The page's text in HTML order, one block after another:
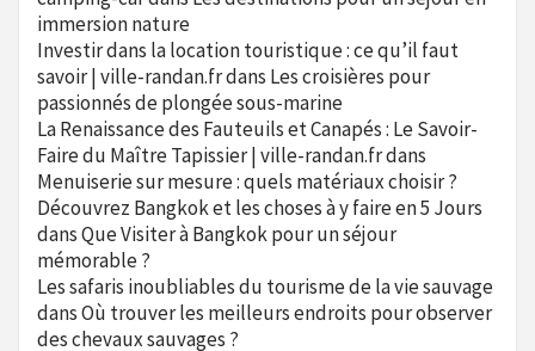
immersion nature
Investir dans la location touristique : ce qu’il faut
savoir | ville-randan.frdans Les croisières pour
passionnés de plongée sous-marine
La Renaissance des Fauteuils et Canapés : Le Savoir-
Faire du Maître Tapissier | ville-randan.frdans
Menuiserie sur mesure : quels matériaux choisir ?
Découvrez Bangkok et les choses à y faire en 5 Jours
dansQue Visiter à Bangkok pour un séjour
mémorable ?
Les safaris inoubliables du tourisme de la vie sauvage
dansOù trouver les meilleurs endroits pour observer
des chevaux sauvages ?